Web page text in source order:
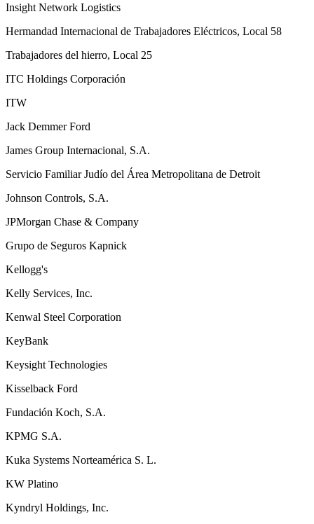
Insight Network Logistics
Hermandad Internacional de Trabajadores Eléctricos, Local 58
Trabajadores del hierro, Local 25
ITC Holdings Corporación
ITW
Jack Demmer Ford
James Group Internacional, S.A.
Servicio Familiar Judío del Área Metropolitana de Detroit
Johnson Controls, S.A.
JPMorgan Chase & Company
Grupo de Seguros Kapnick
Kellogg's
Kelly Services, Inc.
Kenwal Steel Corporation
KeyBank
Keysight Technologies
Kisselback Ford
Fundación Koch, S.A.
KPMG S.A.
Kuka Systems Norteamérica S. L.
KW Platino
Kyndryl Holdings, Inc.